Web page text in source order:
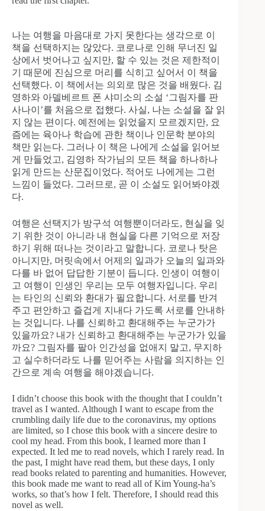
나는 여행을 마음대로 가지 못한다는 생각으로 이
책을 선택하지는 않았다. 코로나로 인해 무너진 일
상에서 벗어나고 싶지만, 할 수 있는 것은 제한적이
기 때문에 진심으로 머리를 식히고 싶어서 이 책을
선택했다. 이 책에서는 의외로 많은 것을 배웠다. 김
영하와 아델베르트 폰 샤미소의 소설 ‘그림자를 판
사나이’를 처음으로 접했다. 사실, 나는 소설을 잘 읽
지 않는 편이다. 예전에는 읽었을지 모르겠지만, 요
즘에는 육아나 학습에 관한 책이나 인문학 분야의
책만 읽는다. 그러나 이 책은 나에게 소설을 읽어보
게 만들었고, 김영하 작가님의 모든 책을 하나하나
읽게 만드는 산문집이었다. 적어도 나에게는 그런
느낌이 들었다. 그러므로, 곧 이 소설도 읽어봐야겠
다.
여행은 선택지가 방구석 여행뿐이더라도, 현실을 잊
기 위한 것이 아니라 내 현실을 다른 기억으로 저장
하기 위해 떠나는 것이라고 말합니다. 코로나 탓은
아니지만, 머릿속에서 어제의 일과가 오늘의 일과와
다를 바 없어 답답한 기분이 듭니다. 인생이 여행이
고 여행이 인생인 우리는 모두 여행자입니다. 우리
는 타인의 신뢰와 환대가 필요합니다. 서로를 반겨
주고 편안하고 즐겁게 지내다 가도록 서로를 안내하
는 것입니다. 나를 신뢰하고 환대해주는 누군가가
있을까요? 내가 신뢰하고 환대해주는 누군가가 있을
까요? 그림자를 팔아 인간성을 없애지 말고, 무지하
고 실수하더라도 나를 믿어주는 사람을 의지하는 인
간으로 계속 여행을 해야겠습니다.
I didn’t choose this book with the thought that I couldn’t
travel as I wanted. Although I want to escape from the
crumbling daily life due to the coronavirus, my options
are limited, so I chose this book with a sincere desire to
cool my head. From this book, I learned more than I
expected. It led me to read novels, which I rarely read. In
the past, I might have read them, but these days, I only
read books related to parenting and humanities. However,
this book made me want to read all of Kim Young-ha’s
works, so that’s how I felt. Therefore, I should read this
novel as well.